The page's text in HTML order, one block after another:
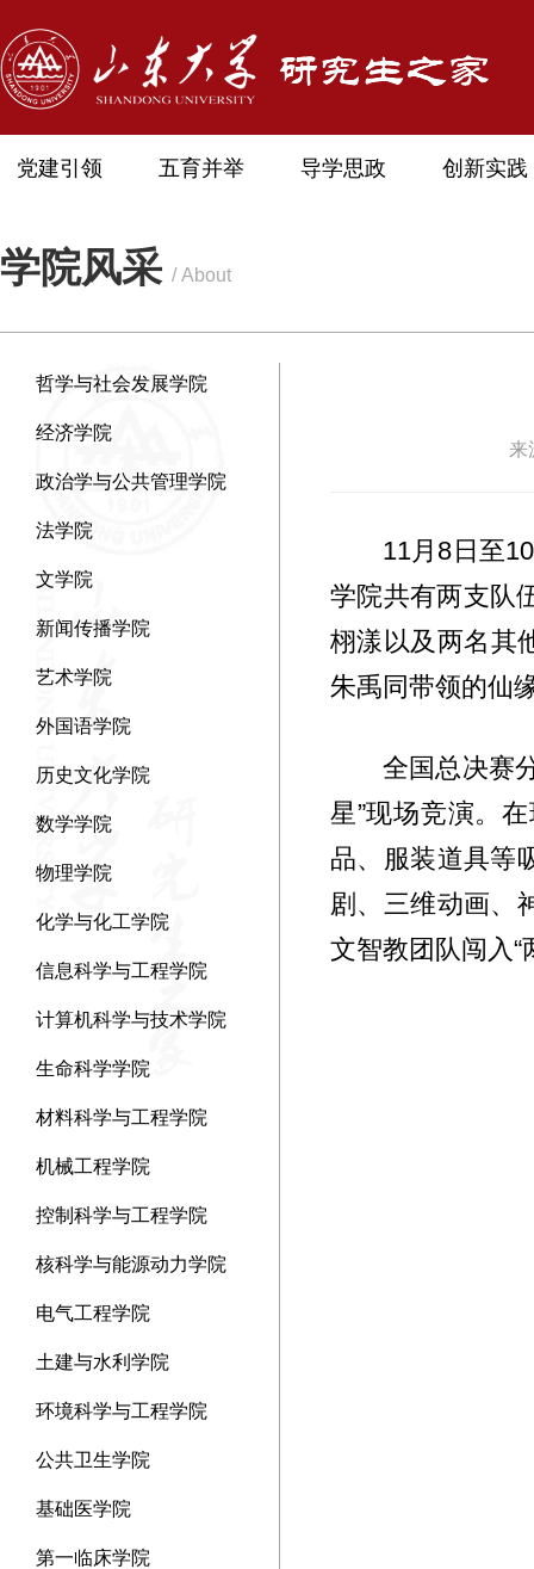
党建引领 五育并举 导学思政 创新实践
学院风采 / About
哲学与社会发展学院
经济学院
政治学与公共管理学院
法学院
文学院
新闻传播学院
艺术学院
外国语学院
历史文化学院
数学学院
物理学院
化学与化工学院
信息科学与工程学院
计算机科学与技术学院
生命科学学院
材料科学与工程学院
机械工程学院
控制科学与工程学院
核科学与能源动力学院
电气工程学院
土建与水利学院
环境科学与工程学院
公共卫生学院
基础医学院
第一临床学院
来
11月8日至
学院共有两支队
栩漾以及两名其
朱禹同带领的仙
全国总决赛
星”现场竞演。
品、服装道具等
剧、三维动画、
文智教团队闯入“